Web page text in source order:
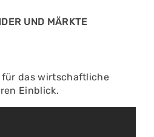
UND MÄRKTE
für das wirtschaftliche
Einblick.